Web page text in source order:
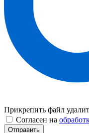
Прикрепить файл
Согласен на